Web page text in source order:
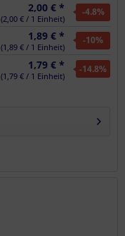
2,00 € *
(2,00 € / 1 Einheit)
-4.8%
1,89 € *
(1,89 € / 1 Einheit)
-10%
1,79 € *
(1,79 € / 1 Einheit)
-14.8%